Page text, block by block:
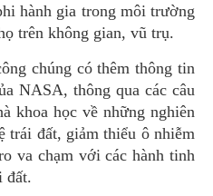
hành gia trong môi trường
trên không gian, vũ trụ.
chúng có thêm thông tin
NASA, thông qua các câu
khoa học về những nghiên
trái đất, giảm thiểu ô nhiễm
va chạm với các hành tinh
đất.